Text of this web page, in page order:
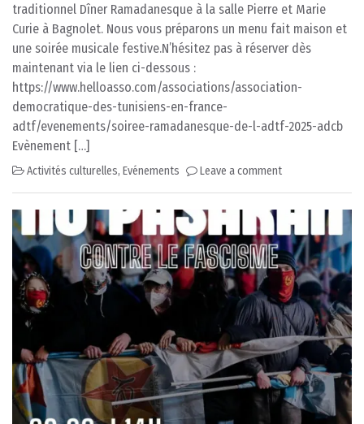
traditionnel Dîner Ramadanesque à la salle Pierre et Marie
Curie à Bagnolet. Nous vous préparons un menu fait maison et
une soirée musicale festive.N’hésitez pas à réserver dès
maintenant via le lien ci-dessous :
https://www.helloasso.com/associations/association-
democratique-des-tunisiens-en-france-
adtf/evenements/soiree-ramadanesque-de-l-adtf-2025-adcb
Evènement […]
Activités culturelles, Evénements Leave a comment